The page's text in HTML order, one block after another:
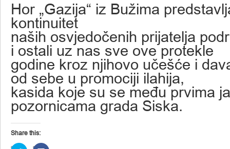
Hor „Gazija“ iz Bužima
kontinuitet
naših osvjedočenih prijatelja
i ostali uz nas sve ove protekle
godine kroz njihovo učešće i
od sebe u promociji ilahija,
kasida koje su se među prvima
pozornicama grada Siska.
Share this: